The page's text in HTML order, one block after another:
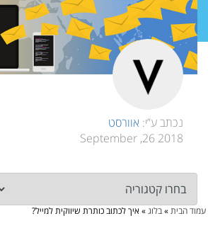
בלוג
נכתב ע”י: אוורסט
2018 26, September
עמוד הבית»בלוג»איך לכתוב כותרת שיווקית למייל?